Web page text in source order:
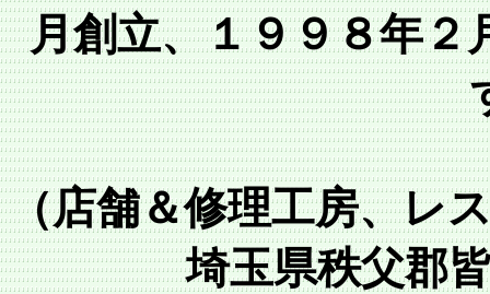
月創立、１９９８年
（店舗＆修理工房、レ
埼玉県秩父郡